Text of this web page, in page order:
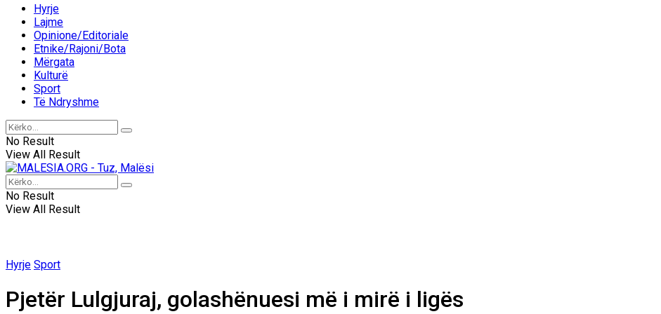
Hyrje
Lajme
Opinione/Editoriale
Etnike/Rajoni/Bota
Mërgata
Kulturë
Sport
Të Ndryshme
No Result
View All Result
No Result
View All Result
Hyrje Sport
Pjetër Lulgjuraj, golashënuesi më i mirë i ligës